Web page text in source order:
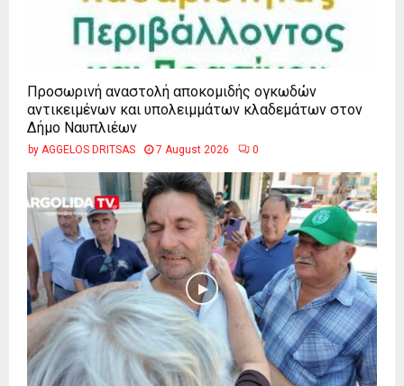
Προσωρινή αναστολή αποκομιδής ογκωδών
αντικειμένων και υπολειμμάτων κλαδεμάτων στον
Δήμο Ναυπλιέων
by AGGELOS DRITSAS 7 August 2026 0